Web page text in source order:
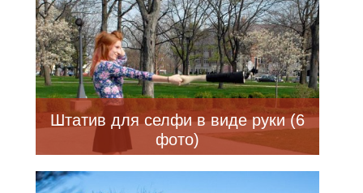
Штатив для селфи в виде руки (6
фото)